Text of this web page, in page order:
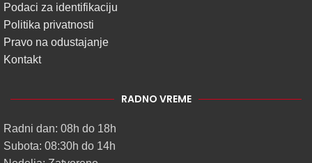
Podaci za identifikaciju
Politika privatnosti
Pravo na odustajanje
Kontakt
RADNO VREME
Radni dan: 08h do 18h
Subota: 08:30h do 14h